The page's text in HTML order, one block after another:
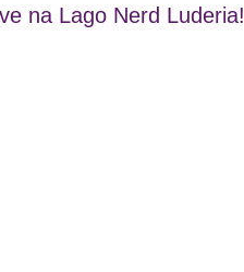
na Lago Nerd Luderia!